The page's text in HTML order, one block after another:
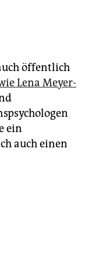
öffentlich
Lena Meyer-
ein
auch einen